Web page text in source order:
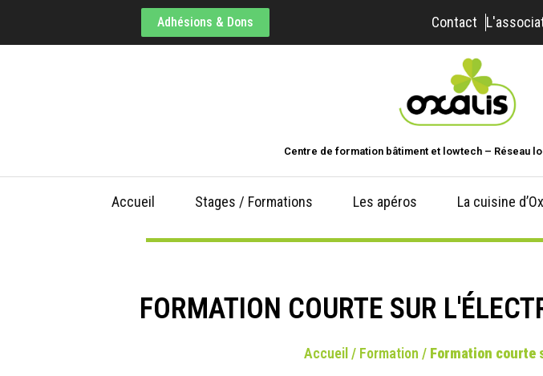
Adhésions & Dons Contact
Centre de formation bâtiment et lowtech – Réseau
Accueil Stages / Formations Les apéros La cuisine
FORMATION COURTE SUR
Accueil / Formation / Formation courte